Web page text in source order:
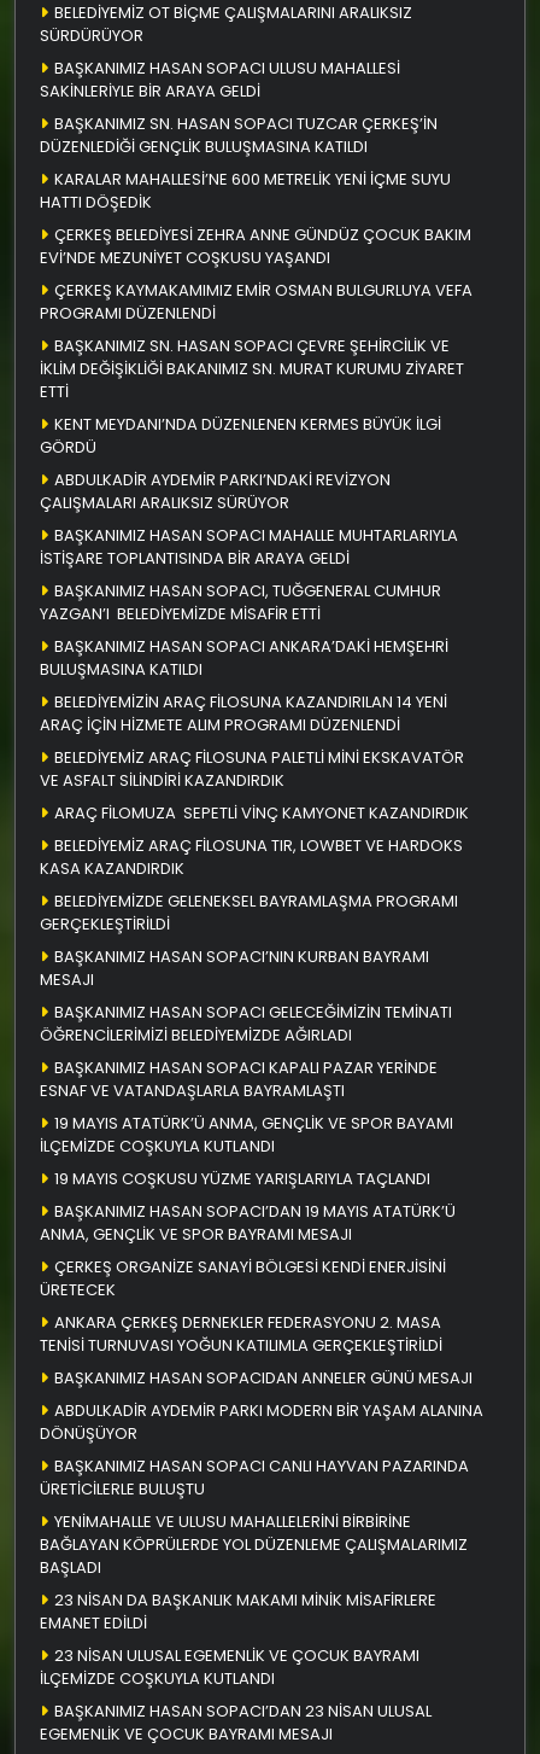
BELEDİYEMİZ OT BİÇME ÇALIŞMALARINI ARALIKSIZ
SÜRDÜRÜYOR
BAŞKANIMIZ HASAN SOPACI ULUSU MAHALLESİ
SAKİNLERİYLE BİR ARAYA GELDİ
BAŞKANIMIZ SN. HASAN SOPACI TUZCAR ÇERKEŞ’İN
DÜZENLEDİĞİ GENÇLİK BULUŞMASINA KATILDI
KARALAR MAHALLESİ’NE 600 METRELİK YENİ İÇME SUYU
HATTI DÖŞEDİK
ÇERKEŞ BELEDİYESİ ZEHRA ANNE GÜNDÜZ ÇOCUK BAKIM
EVİ’NDE MEZUNİYET COŞKUSU YAŞANDI
ÇERKEŞ KAYMAKAMIMIZ EMİR OSMAN BULGURLUYA VEFA
PROGRAMI DÜZENLENDİ
BAŞKANIMIZ SN. HASAN SOPACI ÇEVRE ŞEHİRCİLİK VE
İKLİM DEĞİŞİKLİĞİ BAKANIMIZ SN. MURAT KURUMU ZİYARET
ETTİ
KENT MEYDANI’NDA DÜZENLENEN KERMES BÜYÜK İLGİ
GÖRDÜ
ABDULKADİR AYDEMİR PARKI’NDAKİ REVİZYON
ÇALIŞMALARI ARALIKSIZ SÜRÜYOR
BAŞKANIMIZ HASAN SOPACI MAHALLE MUHTARLARIYLA
İSTİŞARE TOPLANTISINDA BİR ARAYA GELDİ
BAŞKANIMIZ HASAN SOPACI, TUĞGENERAL CUMHUR
YAZGAN’I BELEDİYEMİZDE MİSAFİR ETTİ
BAŞKANIMIZ HASAN SOPACI ANKARA’DAKİ HEMŞEHRİ
BULUŞMASINA KATILDI
BELEDİYEMİZİN ARAÇ FİLOSUNA KAZANDIRILAN 14 YENİ
ARAÇ İÇİN HİZMETE ALIM PROGRAMI DÜZENLENDİ
BELEDİYEMİZ ARAÇ FİLOSUNA PALETLİ MİNİ EKSKAVATÖR
VE ASFALT SİLİNDİRİ KAZANDIRDIK
ARAÇ FİLOMUZA SEPETLİ VİNÇ KAMYONET KAZANDIRDIK
BELEDİYEMİZ ARAÇ FİLOSUNA TIR, LOWBET VE HARDOKS
KASA KAZANDIRDIK
BELEDİYEMİZDE GELENEKSEL BAYRAMLAŞMA PROGRAMI
GERÇEKLEŞTİRİLDİ
BAŞKANIMIZ HASAN SOPACI’NIN KURBAN BAYRAMI
MESAJI
BAŞKANIMIZ HASAN SOPACI GELECEĞİMİZİN TEMİNATI
ÖĞRENCİLERİMİZİ BELEDİYEMİZDE AĞIRLADI
BAŞKANIMIZ HASAN SOPACI KAPALI PAZAR YERİNDE
ESNAF VE VATANDAŞLARLA BAYRAMLAŞTI
19 MAYIS ATATÜRK’Ü ANMA, GENÇLİK VE SPOR BAYAMI
İLÇEMİZDE COŞKUYLA KUTLANDI
19 MAYIS COŞKUSU YÜZME YARIŞLARIYLA TAÇLANDI
BAŞKANIMIZ HASAN SOPACI’DAN 19 MAYIS ATATÜRK’Ü
ANMA, GENÇLİK VE SPOR BAYRAMI MESAJI
ÇERKEŞ ORGANİZE SANAYİ BÖLGESİ KENDİ ENERJİSİNİ
ÜRETECEK
ANKARA ÇERKEŞ DERNEKLER FEDERASYONU 2. MASA
TENİSİ TURNUVASI YOĞUN KATILIMLA GERÇEKLEŞTİRİLDİ
BAŞKANIMIZ HASAN SOPACIDAN ANNELER GÜNÜ MESAJI
ABDULKADİR AYDEMİR PARKI MODERN BİR YAŞAM ALANINA
DÖNÜŞÜYOR
BAŞKANIMIZ HASAN SOPACI CANLI HAYVAN PAZARINDA
ÜRETİCİLERLE BULUŞTU
YENİMAHALLE VE ULUSU MAHALLELERİNİ BİRBİRİNE
BAĞLAYAN KÖPRÜLERDE YOL DÜZENLEME ÇALIŞMALARIMIZ
BAŞLADI
23 NİSAN DA BAŞKANLIK MAKAMI MİNİK MİSAFİRLERE
EMANET EDİLDİ
23 NİSAN ULUSAL EGEMENLİK VE ÇOCUK BAYRAMI
İLÇEMİZDE COŞKUYLA KUTLANDI
BAŞKANIMIZ HASAN SOPACI’DAN 23 NİSAN ULUSAL
EGEMENLİK VE ÇOCUK BAYRAMI MESAJI